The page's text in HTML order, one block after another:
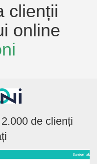
clienții
online
2.000 de clienți